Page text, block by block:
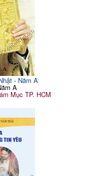
- Năm A
A
Mục TP. HCM